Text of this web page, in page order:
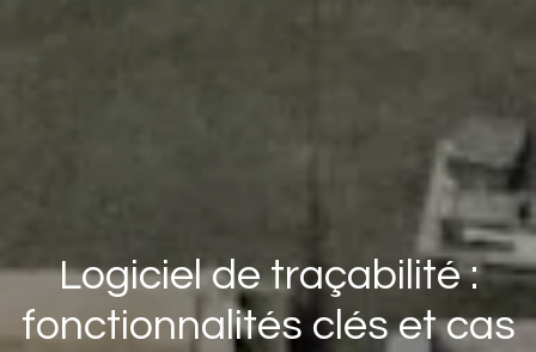
Logiciel de traçabilité :
fonctionnalités clés et cas